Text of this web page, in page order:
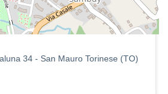
34 - San Mauro Torinese (TO)